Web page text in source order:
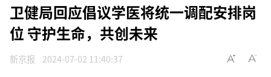
卫健局回应倡议学医将统一调配安排岗
位 守护生命，共创未来
新京报 2024-07-02 11:40:37